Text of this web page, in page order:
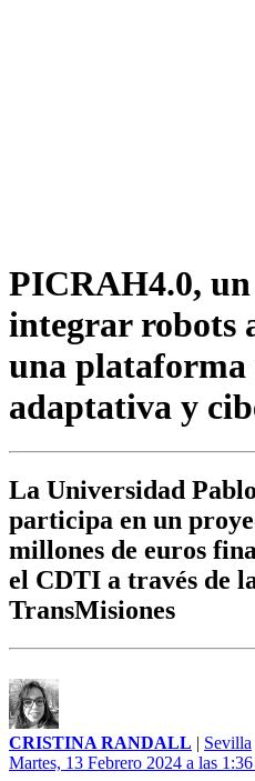
PICRAH4.0,
integrar robots
una plataforma
adaptativa y
La Universidad
participa en un
millones de euros
el CDTI a través de
TransMisiones
CRISTINA RANDALL | Sevilla
Martes, 13 Febrero 2024 a las